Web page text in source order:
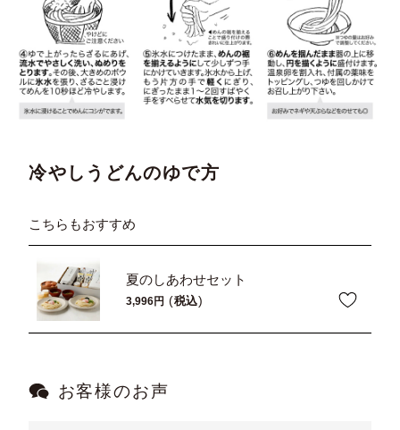
冷やしうどんのゆで方
こちらもおすすめ
夏のしあわせセット
3,996 税込
お客様のお声